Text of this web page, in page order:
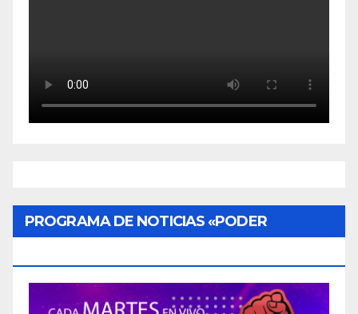
PROGRAMA DE NOTICIAS «PODER